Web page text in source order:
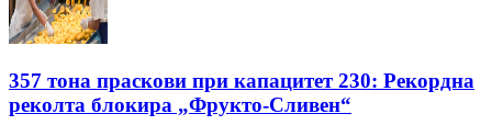
357 тона праскови при капацитет 230: Рекордна
реколта блокира „Фрукто-Сливен“